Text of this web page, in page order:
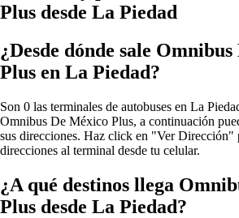
Plus desde La Piedad
¿Desde dónde sale
Plus en La Piedad?
Son 0 las terminales de autobuses en La
Omnibus De México Plus, a continuación
sus direcciones. Haz click en "Ver Dirección"
direcciones al terminal desde tu celular.
¿A qué destinos llega
Plus desde La Piedad?